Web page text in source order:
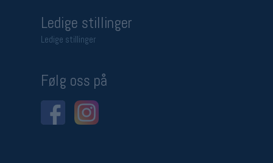
Ledige stillinger
Ledige stillinger
Følg oss på